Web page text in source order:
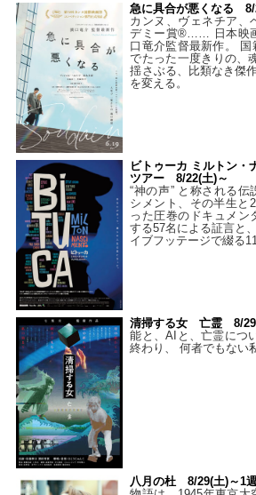
急に具合が悪くなる 8/
カンヌ、ヴェネチア、
デミー賞®…… 日本映
口竜介監督最新作。
でたった一度きりの
揺さぶる、比類なき傑
を変える。
ビトゥーカ ミルトン・
ツアー 8/22(土)～
“神の声” と称される
シメント、その半生と
った圧巻のドキュメン
する57名による証言と
イブフッテージで綴る
清掃する女 亡霊 8/
能と、AIと、亡霊につ
終わり、 何者でもな
八月の杜 8/29(土)～1